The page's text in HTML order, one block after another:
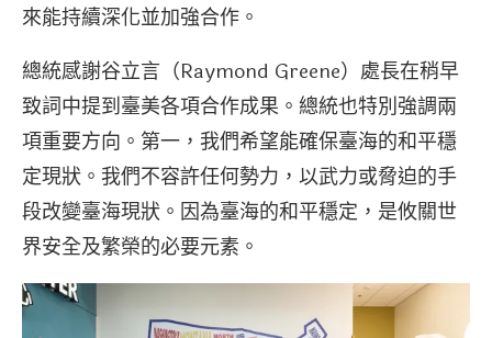
來能持續深化並加強合作。
總統感謝谷立言（Raymond Greene）處長在稍早
致詞中提到臺美各項合作成果。總統也特別強調兩
項重要方向。第一，我們希望能確保臺海的和平穩
定現狀。我們不容許任何勢力，以武力或脅迫的手
段改變臺海現狀。因為臺海的和平穩定，是攸關世
界安全及繁榮的必要元素。